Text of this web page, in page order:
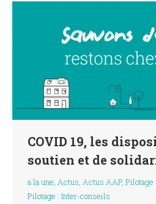
COVID 19, les
soutien et de
a la une, Actus, Actus AAP,
Pilotage : Inter-conseils